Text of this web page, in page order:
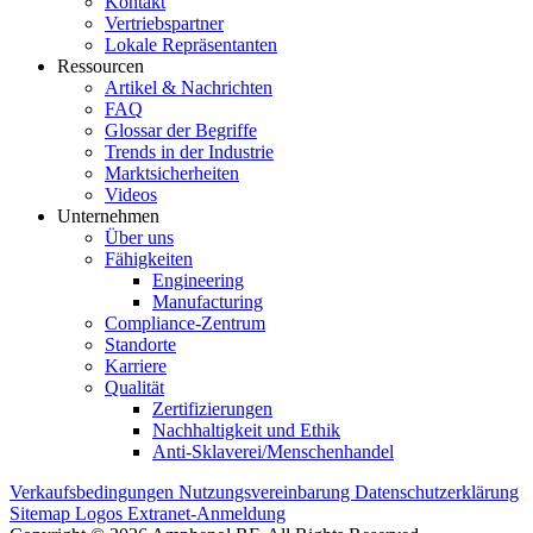
Vertriebspartner
Lokale Repräsentanten
Ressourcen
Artikel & Nachrichten
FAQ
Glossar der Begriffe
Trends in der Industrie
Marktsicherheiten
Videos
Unternehmen
Über uns
Fähigkeiten
Engineering
Manufacturing
Compliance-Zentrum
Standorte
Karriere
Qualität
Zertifizierungen
Nachhaltigkeit und Ethik
Anti-Sklaverei/Menschenhandel
Verkaufsbedingungen Nutzungsvereinbarung Datenschutzerklärung
Sitemap Logos Extranet-Anmeldung